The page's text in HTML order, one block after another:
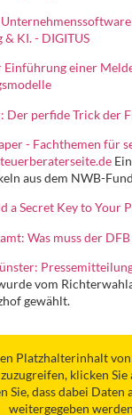
KI. - DIGITUS
Einführung einer
Der perfide Trick der
- Fachthemen für
aus dem NWB-
a Secret Key to Your
Was muss der DFB
vom
gewählt.
Platzhalterinhalt von
klicken
Sie, dass dabei
weitergegeben